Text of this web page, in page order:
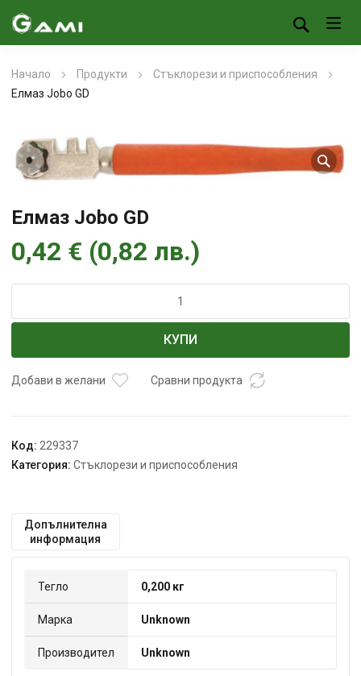
Начало Продукти
Стъклорези и приспособления
Елмаз Jobo GD
Елмаз Jobo GD
0,42 € (0,82 лв.)
Елмаз
КУПИ
Добави в желани Сравни продукта
Код: 229337
Категория: Стъклорези и приспособления
Допълнителна
информация
Тегло 0,200 кг
Марка Unknown
Производител Unknown